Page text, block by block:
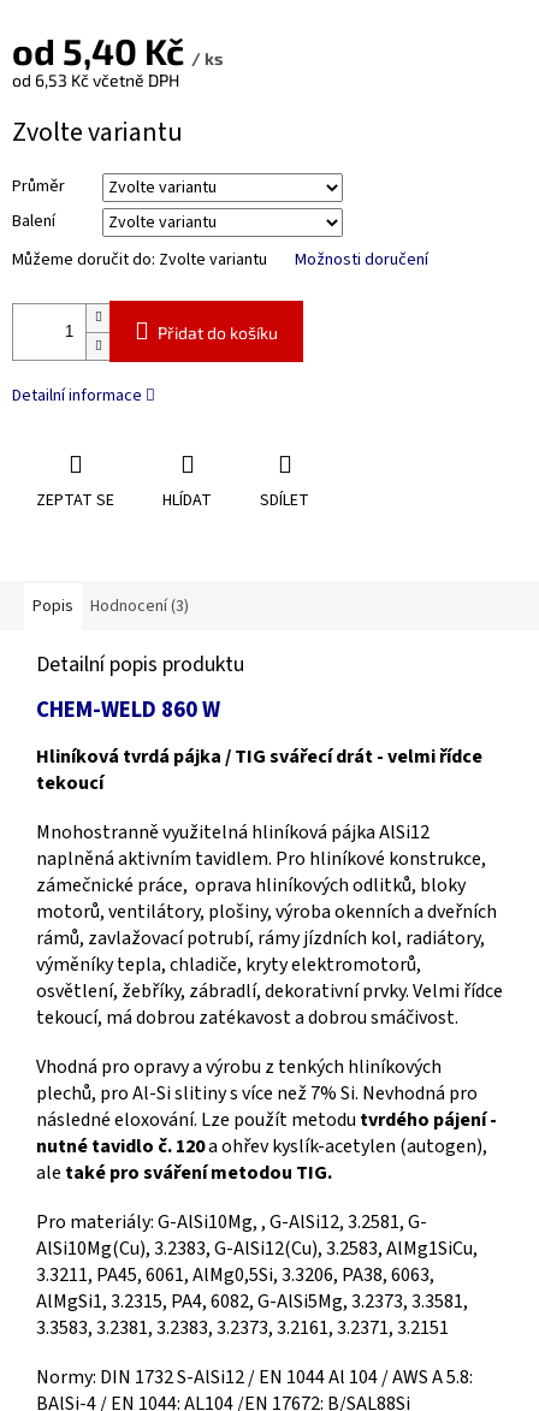
od 5,40 Kč / ks
od 6,53 Kčvčetně DPH
cena:
Zvolte variantu
Průměr
Balení
Můžeme doručit do: Zvolte variantu Možnosti doručení
Přidat do košíku
Detailní informace
ZEPTAT SE HLÍDAT SDÍLET
Popis Hodnocení (3)
Detailní popis produktu
CHEM-WELD 860 W
Hliníková tvrdá pájka / TIG svářecí drát - velmi řídce
tekoucí
Mnohostranně využitelná hliníková pájka AlSi12
naplněná aktivním tavidlem. Pro hliníkové konstrukce,
zámečnické práce, oprava hliníkových odlitků, bloky
motorů, ventilátory, plošiny, výroba okenních a dveřních
rámů, zavlažovací potrubí, rámy jízdních kol, radiátory,
výměníky tepla, chladiče, kryty elektromotorů,
osvětlení, žebříky, zábradlí, dekorativní prvky. Velmi řídce
tekoucí, má dobrou zatékavost a dobrou smáčivost.
Vhodná pro opravy a výrobu z tenkých hliníkových
plechů, pro Al-Si slitiny s více než 7% Si. Nevhodná pro
následné eloxování. Lze použít metodu tvrdého pájení -
nutné tavidlo č. 120a ohřev kyslík-acetylen (autogen),
ale také pro sváření metodou TIG.
Pro materiály: G-AlSi10Mg, , G-AlSi12, 3.2581, G-
AlSi10Mg(Cu), 3.2383, G-AlSi12(Cu), 3.2583, AlMg1SiCu,
3.3211, PA45, 6061, AlMg0,5Si, 3.3206, PA38, 6063,
AlMgSi1, 3.2315, PA4, 6082, G-AlSi5Mg, 3.2373, 3.3581,
3.3583, 3.2381, 3.2383, 3.2373, 3.2161, 3.2371, 3.2151
Normy: DIN 1732 S-AlSi12 / EN 1044 Al 104 / AWS A 5.8:
BAlSi-4 / EN 1044: AL104 /EN 17672: B/SAL88Si